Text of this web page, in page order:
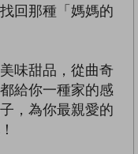
回那種「媽媽的
味甜品，從曲奇
給你一種家的感
，為你最親愛的